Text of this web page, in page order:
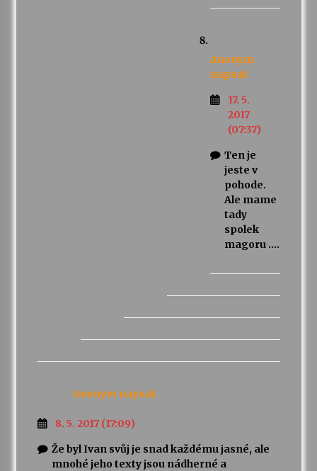
Anonym
napsal:
17. 5.
2017
(07:37)
Ten je
jeste v
pohode.
Ale mame
tady
spolek
magoru ….
Anonym napsal:
8. 5. 2017 (17:09)
Že byl Ivan svůj je snad každému jasné, ale
mnohé jeho texty jsou nádherné a